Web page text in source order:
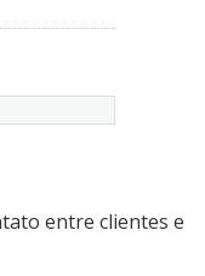
entre clientes e